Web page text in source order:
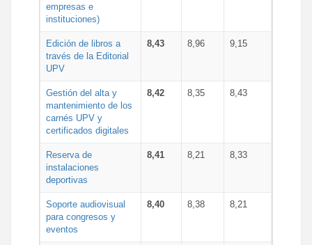
empresas e
instituciones)
Edición de libros a
través de la Editorial
UPV
8,43 8,96 9,15
Gestión del alta y
mantenimiento de los
carnés UPV y
certificados digitales
8,42 8,35 8,43
Reserva de
instalaciones
deportivas
8,41 8,21 8,33
Soporte audiovisual
para congresos y
eventos
8,40 8,38 8,21